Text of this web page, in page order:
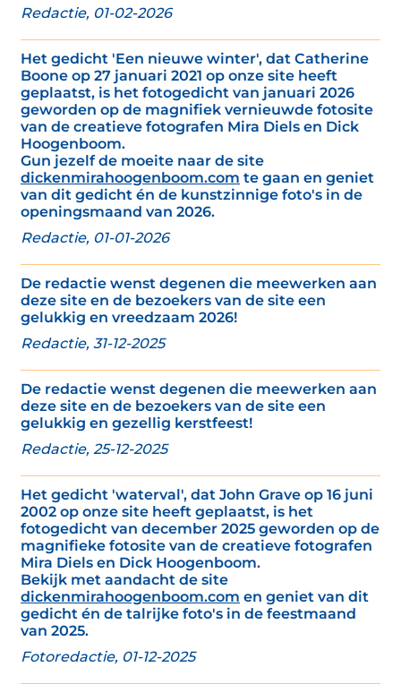
Redactie, 01-02-2026
Het gedicht 'Een nieuwe winter', dat Catherine
Boone op 27 januari 2021 op onze site heeft
geplaatst, is het fotogedicht van januari 2026
geworden op de magnifiek vernieuwde fotosite
van de creatieve fotografen Mira Diels en Dick
Hoogenboom.
Gun jezelf de moeite naar de site
dickenmirahoogenboom.com te gaan en geniet
van dit gedicht én de kunstzinnige foto's in de
openingsmaand van 2026.
Redactie, 01-01-2026
De redactie wenst degenen die meewerken aan
deze site en de bezoekers van de site een
gelukkig en vreedzaam 2026!
Redactie, 31-12-2025
De redactie wenst degenen die meewerken aan
deze site en de bezoekers van de site een
gelukkig en gezellig kerstfeest!
Redactie, 25-12-2025
Het gedicht 'waterval', dat John Grave op 16 juni
2002 op onze site heeft geplaatst, is het
fotogedicht van december 2025 geworden op de
magnifieke fotosite van de creatieve fotografen
Mira Diels en Dick Hoogenboom.
Bekijk met aandacht de site
dickenmirahoogenboom.com en geniet van dit
gedicht én de talrijke foto's in de feestmaand
van 2025.
Fotoredactie, 01-12-2025